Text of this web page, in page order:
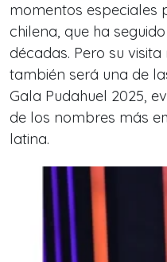
momentos especiales
chilena, que ha
décadas. Pero su
también será una de
Gala Pudahuel 2025,
de los nombres más
latina.